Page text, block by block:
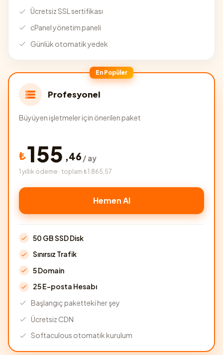
Ücretsiz SSL sertifikası
cPanel yönetim paneli
Günlük otomatik yedek
En Popüler
Profesyonel
Büyüyen işletmeler için önerilen paket
₺155 ,46 / ay
1 yıllık ödeme · toplam ₺1.865,57
Hemen Al
50 GB SSD Disk
Sınırsız Trafik
5 Domain
25 E-posta Hesabı
Başlangıç paketteki her şey
Ücretsiz CDN
Softaculous otomatik kurulum